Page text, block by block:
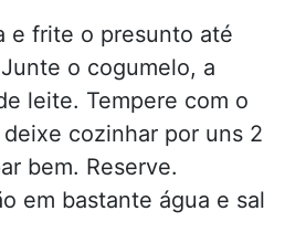
e frite o presunto até
o cogumelo, a
leite. Tempere com o
cozinhar por uns 2
bem. Reserve.
em bastante água e sal